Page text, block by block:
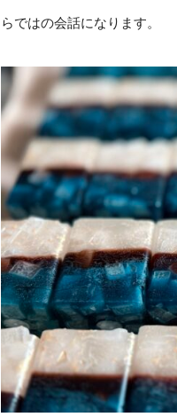
らではの会話になります。